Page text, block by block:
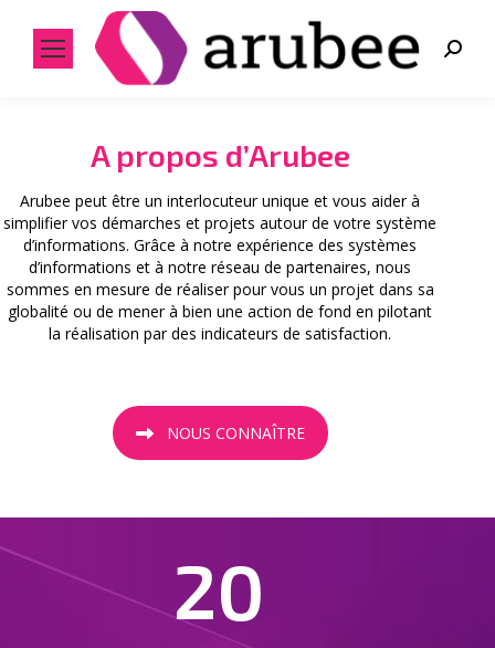
Search:
A propos d’Arubee
Arubee peut être un interlocuteur unique et vous aider à
simplifier vos démarches et projets autour de votre système
d’informations. Grâce à notre expérience des systèmes
d’informations et à notre réseau de partenaires, nous
sommes en mesure de réaliser pour vous un projet dans sa
globalité ou de mener à bien une action de fond en pilotant
la réalisation par des indicateurs de satisfaction.
NOUS CONNAÎTRE
20